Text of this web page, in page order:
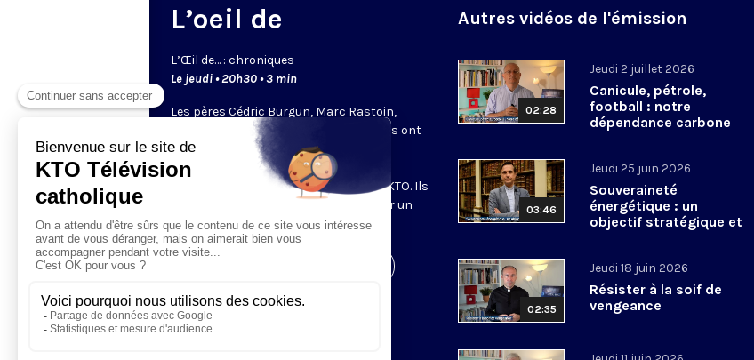
L’oeil de
L’Œil de… : chroniques
Le jeudi • 20h30 • 3 min
Les pères Cédric Burgun, Marc Rastoin,
Bernard Devert ou Éric de Beukelaer… ils ont
chacun un regard bien à eux. Leurs
chroniques bousculent et donnent à
réfléchir. Ce sont les chroniqueurs de KTO. Ils
viennent partager leur point de vue sur un
sujet qui leur tient à coeur.
Autres vidéos de l'émission
02:28
Jeudi 2 juillet 2026
Canicule, pétrole,
football : notre
dépendance carbone
03:46
Jeudi 25 juin 2026
Souveraineté
énergétique : un
objectif stratégique et
02:35
Jeudi 18 juin 2026
Résister à la soif de
vengeance